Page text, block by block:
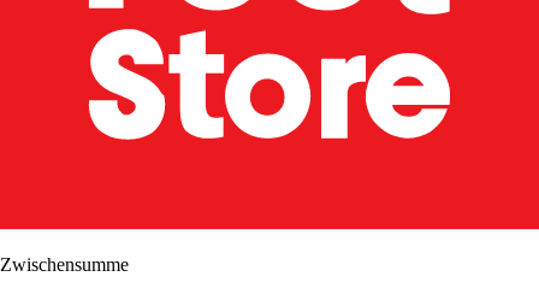
Zwischensumme